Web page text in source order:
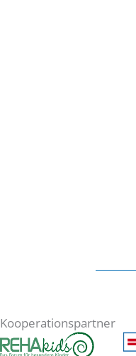
Kooperationspartner